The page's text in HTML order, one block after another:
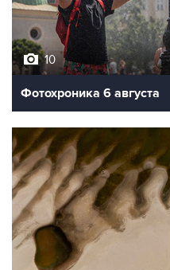
10
Фотохроника 6 августа